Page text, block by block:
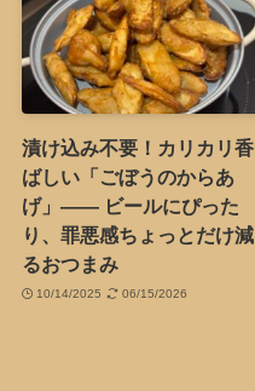
漬け込み不要！カリカリ香
ばしい「ごぼうのからあ
げ」―― ビールにぴった
り、罪悪感ちょっとだけ減
るおつまみ
10/14/2025 06/15/2026